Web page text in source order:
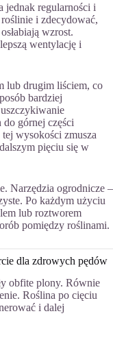
jednak regularności i
i zdecydować,
wzrost.
wentylację i
lub drugim liściem, co
bardziej
do górnej części
wysokości zmusza
pięciu się w
Narzędzia ogrodnicze –
Po każdym użyciu
lub roztworem
pomiędzy roślinami.
dla zdrowych pędów
obfite plony. Równie
Roślina po cięciu
i dalej